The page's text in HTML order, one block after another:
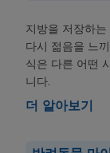
지방을 저장하
다시 젊음을 느
식은 다른 어떤
니다.
더 알아보기